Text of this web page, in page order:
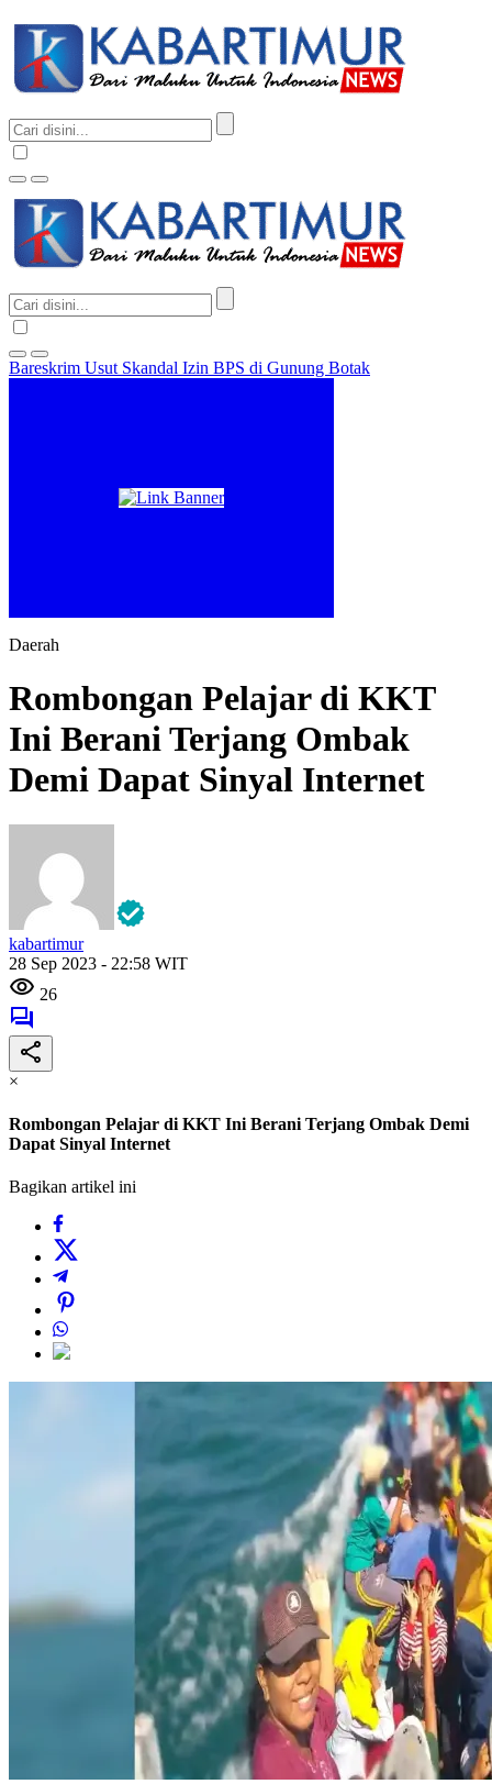
Bareskrim Usut Skandal Izin BPS di Gunung Botak
Daerah
Rombongan Pelajar di KKT
Ini Berani Terjang Ombak
Demi Dapat Sinyal Internet
kabartimur
28 Sep 2023 - 22:58 WIT
26
×
Rombongan Pelajar di KKT Ini Berani Terjang Ombak Demi
Dapat Sinyal Internet
Bagikan artikel ini